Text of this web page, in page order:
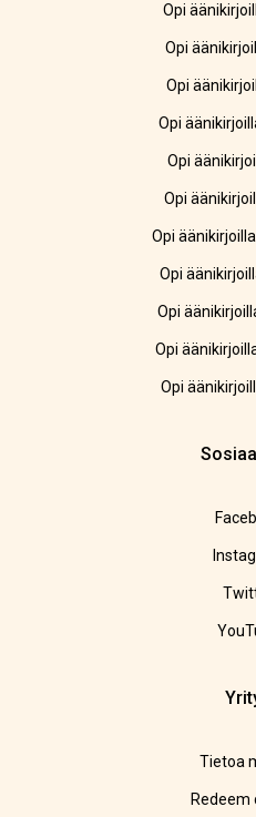
Opi
Opi
Opi
Opi
Opi
Opi
Opi
Opi
Opi
Opi
Opi
Tietoa
Redeem